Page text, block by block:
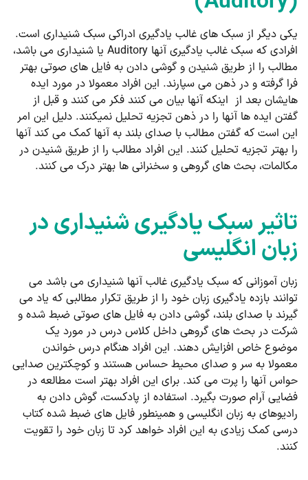
یکی دیگر از سبک های غالب یادگیری ادراکی سبک شنیداری است.
افرادی که سبک غالب یادگیری آنها Auditory یا شنیداری می باشد،
مطالب را از طریق شنیدن و گوشی دادن به فایل های صوتی بهتر
فرا گرفته و در ذهن می سپارند. این افراد معمولا در مورد ایده
هایشان بعد از اینکه آنها بیان می کنند فکر می کنند و قبل از
گفتن ایده ها آنها را در ذهن تجزیه تحلیل نمیکنند. دلیل این امر
این است که گفتن مطالب با صدای بلند به آنها کمک می کند آنها
را بهتر تجزیه تحلیل کنند. این افراد مطالب را از طریق شنیدن در
مکالمات، بحث های گروهی و سخنرانی ها بهتر درک می کنند.
تاثیر سبک یادگیری شنیداری در
زبان انگلیسی
زبان آموزانی که سبک یادگیری غالب آنها شنیداری می باشد می
توانند بازده یادگیری زبان خود را از طریق تکرار مطالبی که یاد می
گیرند با صدای بلند، گوشی دادن به فایل های صوتی ضبط شده و
شرکت در بحث های گروهی داخل کلاس درس در مورد یک
موضوع خاص افزایش دهند. این افراد هنگام درس خواندن
معمولا به سر و صدای محیط حساس هستند و کوچکترین صدایی
حواس آنها را پرت می کند. برای این افراد بهتر است مطالعه در
فضایی آرام صورت بگیرد. استفاده از پادکست، گوش دادن به
رادیوهای به زبان انگلیسی و همینطور فایل های ضبط شده کتاب
درسی کمک زیادی به این افراد خواهد کرد تا زبان خود را تقویت
کنند.